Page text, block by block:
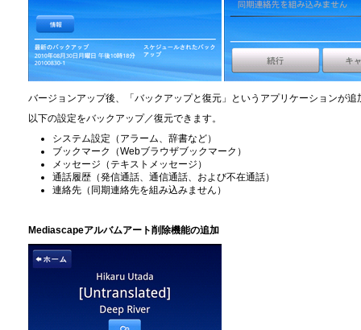
バージョンアップ後、「バックアップと復元」というアプリケーションが追
以下の設定をバックアップ／復元できます。
システム設定（アラーム、辞書など）
ブックマーク（Webブラウザブックマーク）
メッセージ（テキストメッセージ）
通話履歴（発信通話、通信通話、および不在通話）
連絡先（同期連絡先を組み込みません）
Mediascapeアルバムアート削除機能の追加